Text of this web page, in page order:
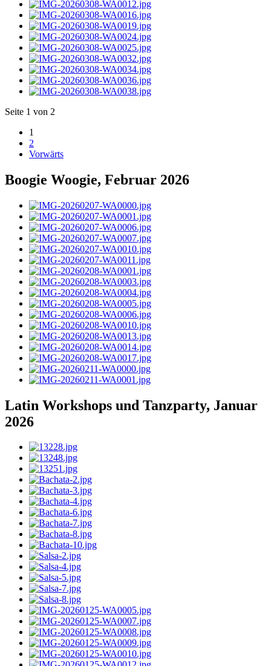
Seite 1 von 2
1
2
Vorwärts
Boogie Woogie, Februar 2026
Latin Workshops und Tanzparty, Januar
2026